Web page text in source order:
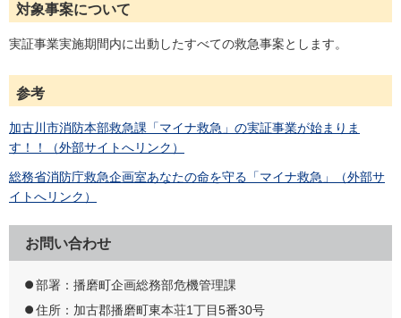
対象事案について
実証事業実施期間内に出動したすべての救急事案とします。
参考
加古川市消防本部救急課「マイナ救急」の実証事業が始まりま
す！！（外部サイトへリンク）
総務省消防庁救急企画室あなたの命を守る「マイナ救急」（外部サ
イトへリンク）
お問い合わせ
部署：播磨町企画総務部危機管理課
住所：加古郡播磨町東本荘1丁目5番30号